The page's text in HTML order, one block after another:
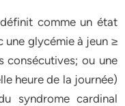
comme un état
une glycémie à jeun ≥
consécutives; ou une
heure de la journée)
syndrome cardinal